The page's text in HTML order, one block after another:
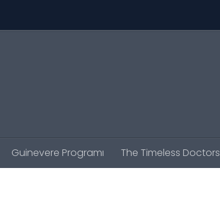
Guinevere Programı The Timeless Doctors